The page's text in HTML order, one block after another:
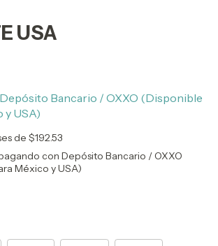
USA
Depósito Bancario / OXXO (Disponible
y USA)
de $192.53
con Depósito Bancario / OXXO
México y USA)